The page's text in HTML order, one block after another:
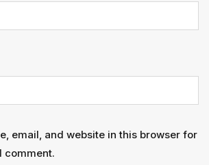
email, and website in this browser for
comment.